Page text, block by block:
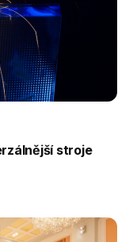
stroje